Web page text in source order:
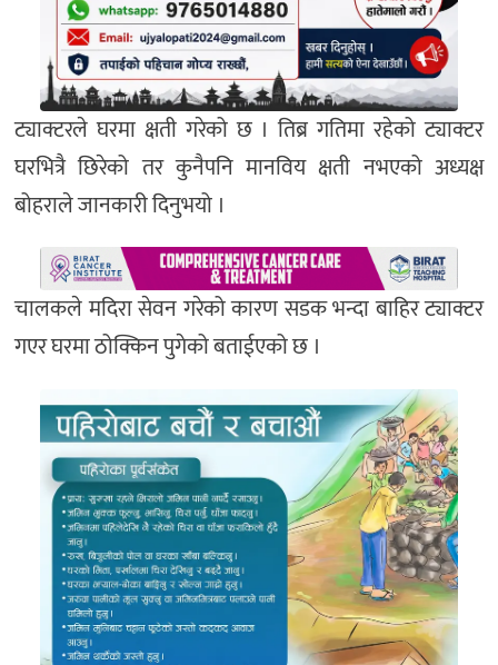
ट्याक्टरले घरमा क्षती गरेको छ । तिब्र गतिमा रहेको ट्याक्टर
घरभित्रै छिरेको तर कुनैपनि मानविय क्षती नभएको अध्यक्ष
बोहराले जानकारी दिनुभयो ।
चालकले मदिरा सेवन गरेको कारण सडक भन्दा बाहिर ट्याक्टर
गएर घरमा ठोक्किन पुगेको बताईएको छ ।